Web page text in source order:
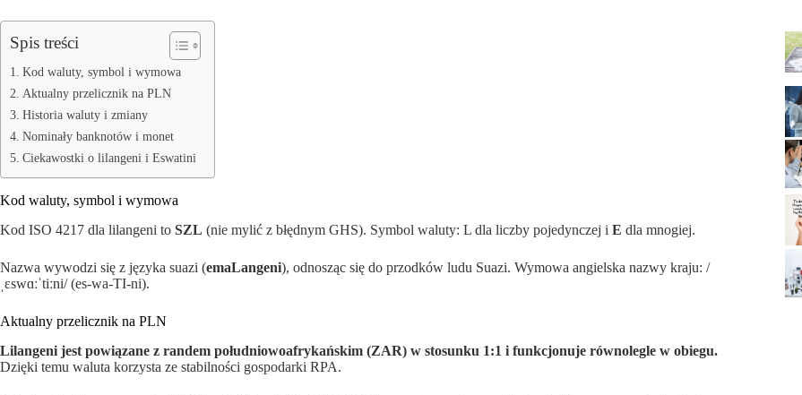
Spis treści
Kod waluty, symbol i wymowa
Aktualny przelicznik na PLN
Historia waluty i zmiany
Nominały banknotów i monet
Ciekawostki o lilangeni i Eswatini
Kod waluty, symbol i wymowa
Kod ISO 4217 dla lilangeni to SZL (nie mylić z błędnym GHS). Symbol waluty: L dla liczby pojedynczej i E dla mnogiej.
Nazwa wywodzi się z języka suazi (emaLangeni), odnosząc się do przodków ludu Suazi. Wymowa angielska nazwy kraju: /
ˌɛswɑːˈtiːni/ (es-wa-TI-ni).
Aktualny przelicznik na PLN
Lilangeni jest powiązane z randem południowoafrykańskim (ZAR) w stosunku 1:1 i funkcjonuje równolegle w obiegu.
Dzięki temu waluta korzysta ze stabilności gospodarki RPA.